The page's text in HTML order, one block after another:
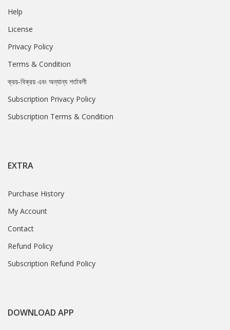
Help
License
Privacy Policy
Terms & Condition
ক্রয়-বিক্রয় এবং অন্যান্য শর্তাবলী
Subscription Privacy Policy
Subscription Terms & Condition
EXTRA
Purchase History
My Account
Contact
Refund Policy
Subscription Refund Policy
DOWNLOAD APP